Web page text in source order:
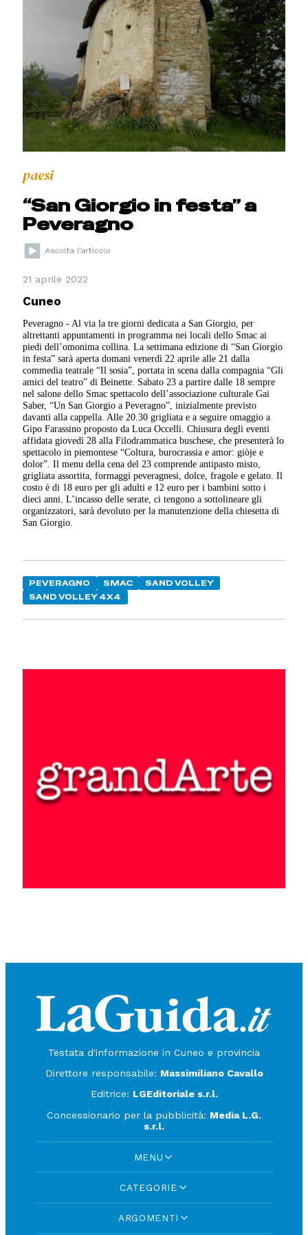
paesi
“San Giorgio in festa” a
Peveragno
21 aprile 2022
Cuneo
Peveragno - Al via la tre giorni dedicata a San Giorgio, per
altrettanti appuntamenti in programma nei locali dello Smac ai
piedi dell’omonima collina. La settimana edizione di “San Giorgio
in festa” sarà aperta domani venerdì 22 aprile alle 21 dalla
commedia teatrale “Il sosia”, portata in scena dalla compagnia “Gli
amici del teatro” di Beinette. Sabato 23 a partire dalle 18 sempre
nel salone dello Smac spettacolo dell’associazione culturale Gai
Saber, “Un San Giorgio a Peveragno”, inizialmente previsto
davanti alla cappella. Alle 20.30 grigliata e a seguire omaggio a
Gipo Farassino proposto da Luca Occelli. Chiusura degli eventi
affidata giovedì 28 alla Filodrammatica buschese, che presenterà lo
spettacolo in piemontese “Coltura, burocrassia e amor: giòje e
dolor”. Il menu della cena del 23 comprende antipasto misto,
grigliata assortita, formaggi peveragnesi, dolce, fragole e gelato. Il
costo è di 18 euro per gli adulti e 12 euro per i bambini sotto i
dieci anni. L’incasso delle serate, ci tengono a sottolineare gli
organizzatori, sarà devoluto per la manutenzione della chiesetta di
San Giorgio.
PEVERAGNO SMAC
SAND VOLLEY
SAND VOLLEY 4X4
Testata d'informazione in Cuneo e provincia
Direttore responsabile: Massimiliano Cavallo
Editrice: LGEditoriale s.r.l.
Concessionario per la pubblicità: Media L.G.
s.r.l.
MENU
CATEGORIE
ARGOMENTI